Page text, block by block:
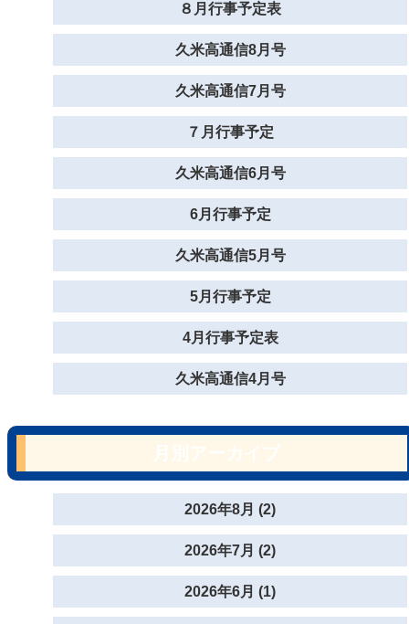
８月行事予定表
久米高通信8月号
久米高通信7月号
７月行事予定
久米高通信6月号
6月行事予定
久米高通信5月号
5月行事予定
4月行事予定表
久米高通信4月号
2026年8月 (2)
2026年7月 (2)
2026年6月 (1)